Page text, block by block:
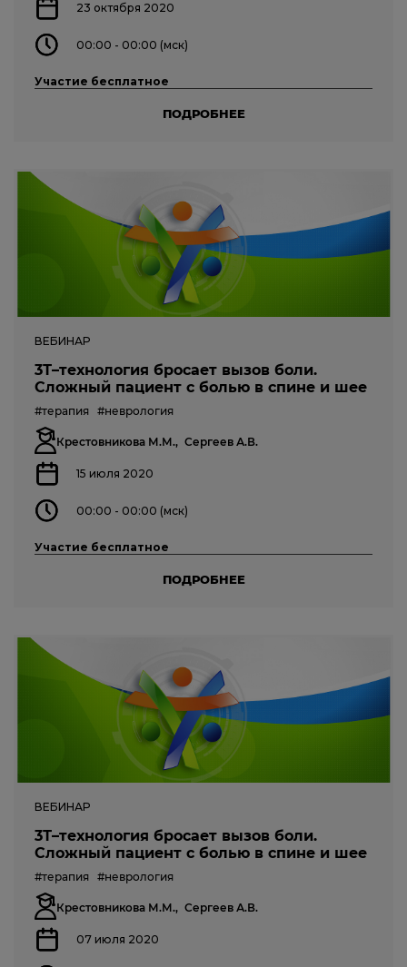
23 октября 2020
00:00 - 00:00 (мск)
Участие бесплатное
ПОДРОБНЕЕ
ВЕБИНАР
3Т–технология бросает вызов боли.
Сложный пациент с болью в спине и шее
#терапия #неврология
Крестовникова М.М., Сергеев А.В.
15 июля 2020
00:00 - 00:00 (мск)
Участие бесплатное
ПОДРОБНЕЕ
ВЕБИНАР
3Т–технология бросает вызов боли.
Сложный пациент с болью в спине и шее
#терапия #неврология
Крестовникова М.М., Сергеев А.В.
07 июля 2020